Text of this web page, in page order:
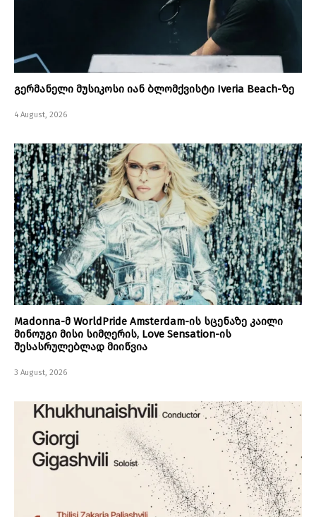
გერმანელი მუსიკოსი იან ბლომქვისტი Iveria Beach-ზე
4 August, 2026
Madonna-მ WorldPride Amsterdam-ის სცენაზე კაილი
მინოუგი მისი სიმღერის, Love Sensation-ის
შესასრულებლად მიიწვია
3 August, 2026